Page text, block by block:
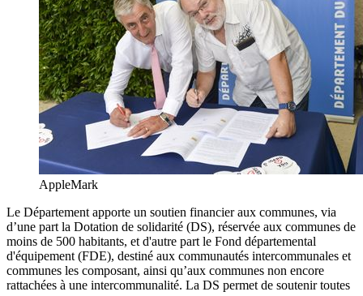
AppleMark
Le Département apporte un soutien financier aux communes, via
d’une part la Dotation de solidarité (DS), réservée aux communes de
moins de 500 habitants, et d'autre part le Fond départemental
d'équipement (FDE), destiné aux communautés intercommunales et
communes les composant, ainsi qu’aux communes non encore
rattachées à une intercommunalité. La DS permet de soutenir toutes